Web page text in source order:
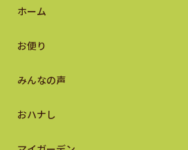
ホーム
お便り
みんなの声
おハナし